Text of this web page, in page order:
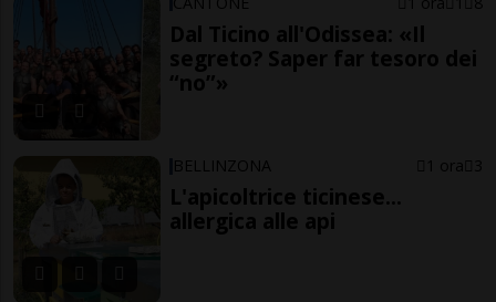
Dal Ticino all'Odissea: «Il
segreto? Saper far tesoro dei
“no”»
BELLINZONA 1 ora 3
L'apicoltrice ticinese...
allergica alle api